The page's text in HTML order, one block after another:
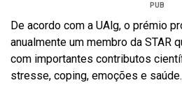
PUB
De acordo com a UAlg, o prémio
anualmente um membro da STAR
com importantes contributos
stresse, coping, emoções e saúde.